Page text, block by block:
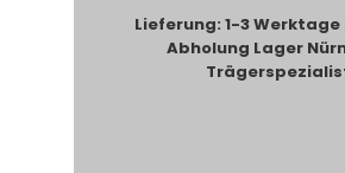
Lieferung: 1-3 Werktage
Abholung Lager